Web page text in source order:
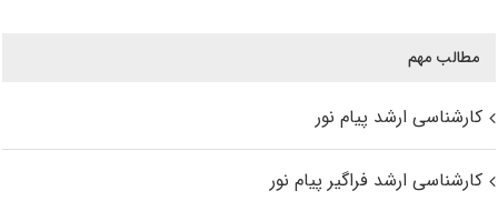
مطالب مهم
کارشناسی ارشد پیام نور
کارشناسی ارشد فراگیر پیام نور